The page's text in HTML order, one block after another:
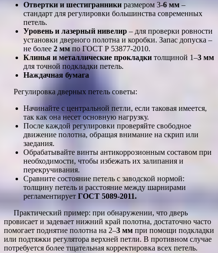
Отвертки и шестигранники размером 3-6 мм –
стандарт для регулировки большинства современных
петель.
Уровень и лазерный нивелир – для проверки ровности
установки дверного полотна и коробки. Запас допуска –
не более 2 ммпо ГОСТ Р 53877-2010.
Клинья и металлические прокладки толщиной 1–3 мм
для точной подкладки петель.
Наждачная бумага
Регулировка дверных петель советы:
Начинайте с центральной петли, если таковая имеется,
так как она несет основную нагрузку.
После каждой регулировки проверяйте свободное
движение полотна, обращая внимание на скрип или
заедания.
Обрабатывайте винты антикоррозионным составом при
необходимости, чтобы избежать их залипания и
перекручивания.
Сравните состояние петель с заводской нормой:
толщину петель и расстояние между шарнирами
регламентирует ГОСТ 5089-2011.
Практический пример: при обнаружении, что дверь
провисает и задевает нижний край полотна, достаточно часто
помогает поднятие полотна на 2–3 мм при помощи подкладки
или подтяжки регулятора верхней петли. В противном случае
потребуется более тщательная корректировка всех петель.